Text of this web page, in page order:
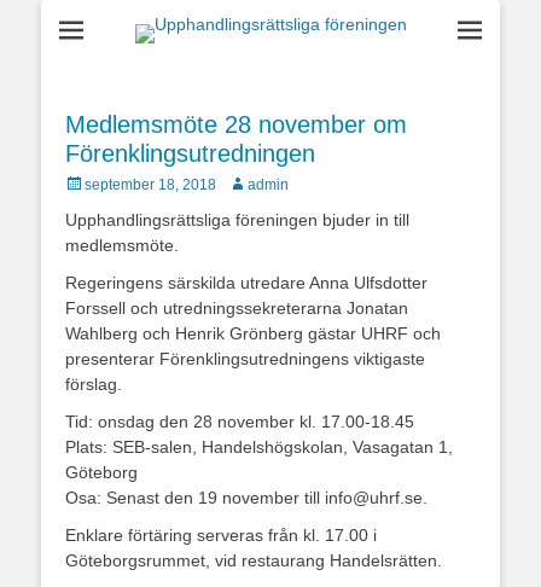
Medlemsmöte 28 november om
Förenklingsutredningen
Postades
september 18, 2018 Författare
admin
Upphandlingsrättsliga föreningen bjuder in till
medlemsmöte.
Regeringens särskilda utredare Anna Ulfsdotter
Forssell och utredningssekreterarna Jonatan
Wahlberg och Henrik Grönberg gästar UHRF och
presenterar Förenklingsutredningens viktigaste
förslag.
Tid: onsdag den 28 november kl. 17.00-18.45
Plats: SEB-salen, Handelshögskolan, Vasagatan 1,
Göteborg
Osa: Senast den 19 november till info@uhrf.se.
Enklare förtäring serveras från kl. 17.00 i
Göteborgsrummet, vid restaurang Handelsrätten.